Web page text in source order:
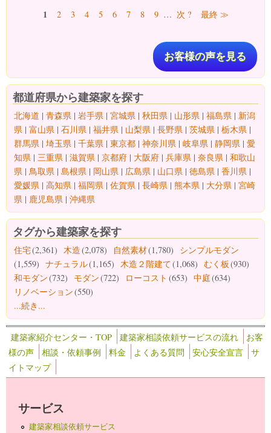
ページ1 2 3 4 5 6 7 8 9 … 次 ? 最終 ≫
お客様の声を見る
都道府県から建築家を探す
北海道 | 青森県 | 岩手県 | 宮城県 | 秋田県 | 山形県 | 福島県 | 新潟
県 | 富山県 | 石川県 | 福井県 | 山梨県 | 長野県 | 茨城県 | 栃木県 |
群馬県 | 埼玉県 | 千葉県 | 東京都 | 神奈川県 | 岐阜県 | 静岡県 | 愛
知県 | 三重県 | 滋賀県 | 京都府 | 大阪府 | 兵庫県 | 奈良県 | 和歌山
県 | 鳥取県 | 島根県 | 岡山県 | 広島県 | 山口県 | 徳島県 | 香川県 |
愛媛県 | 高知県 | 福岡県 | 佐賀県 | 長崎県 | 熊本県 | 大分県 | 宮崎
県 | 鹿児島県 | 沖縄県
タグから建築家を探す
住宅(2,361) 木造(2,078) 自然素材(1,780)
シンプルモダン
(1,559) ナチュラル(1,165) 木造２階建て(1,068) むく板 (930)
和モダン(732) モダン(722) ローコスト (653) 中庭(634)
リノベーション(550)
...続き...
建築家紹介センター・TOP 建築家相談依頼サービスの流れ
お客
様の声
相談・依頼事例 料金 よくある質問 安心安全宣言
サ
イトマップ
サービス
建築家相談依頼サービス